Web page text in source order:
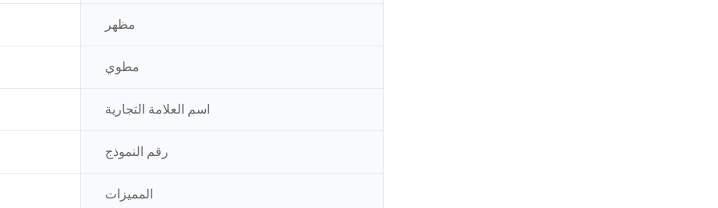
مظهر
مطوي
اسم العلامة التجارية
رقم النموذج
المميزات